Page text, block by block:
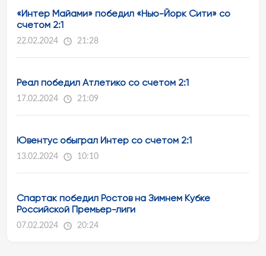
«Интер Майами» победил «Нью-Йорк Сити» со
счетом 2:1
22.02.2024 21:28
Реал победил Атлетико со счетом 2:1
17.02.2024 21:09
Ювентус обыграл Интер со счетом 2:1
13.02.2024 10:10
Спартак победил Ростов на Зимнем Кубке
Российской Премьер-лиги
07.02.2024 20:24